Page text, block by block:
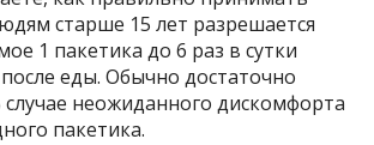
старше 15 лет разрешается
1 пакетика до 6 раз в сутки
после еды. Обычно достаточно
случае неожиданного дискомфорта
пакетика.